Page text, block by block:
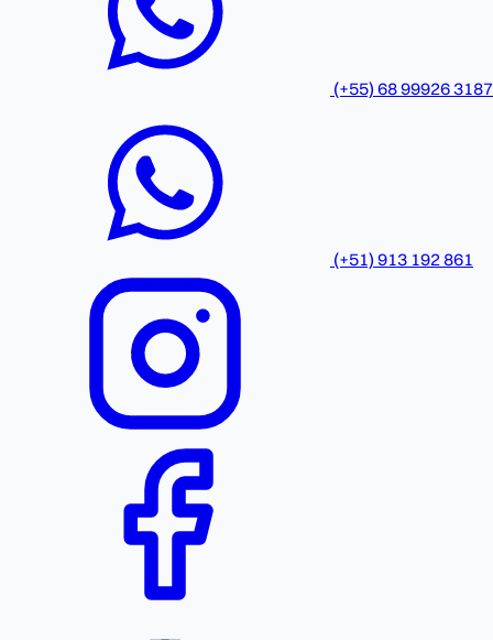
(+55) 68 99926 3187
(+51) 913 192 861